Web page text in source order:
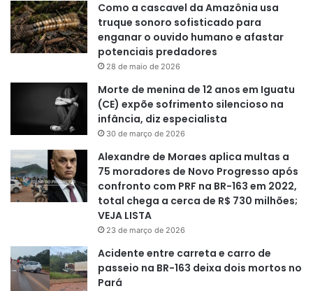
Como a cascavel da Amazônia usa
truque sonoro sofisticado para
enganar o ouvido humano e afastar
potenciais predadores
28 de maio de 2026
Morte de menina de 12 anos em Iguatu
(CE) expõe sofrimento silencioso na
infância, diz especialista
30 de março de 2026
Alexandre de Moraes aplica multas a
75 moradores de Novo Progresso após
confronto com PRF na BR-163 em 2022,
total chega a cerca de R$ 730 milhões;
VEJA LISTA
23 de março de 2026
Acidente entre carreta e carro de
passeio na BR-163 deixa dois mortos no
Pará